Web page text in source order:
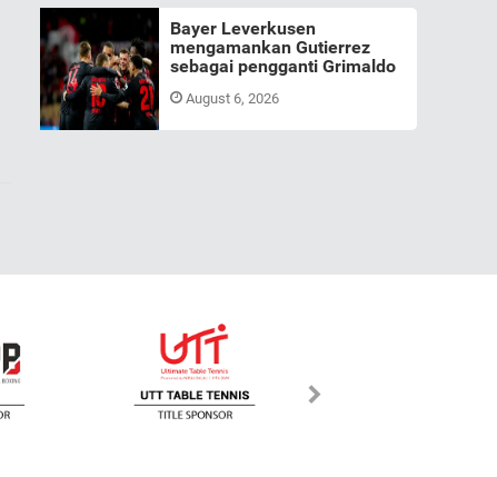
Bayer Leverkusen
mengamankan Gutierrez
sebagai pengganti Grimaldo
August 6, 2026